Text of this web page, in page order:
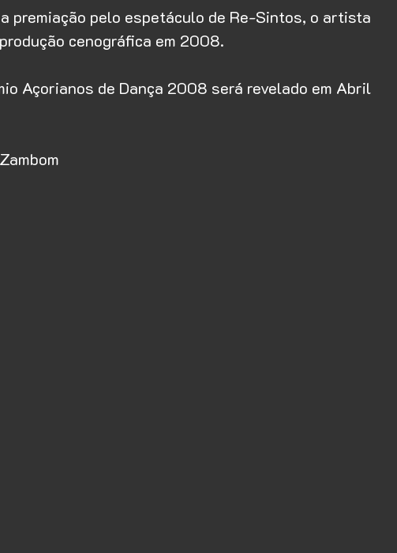
premiação pelo espetáculo de Re-Sintos, o artista
cenográfica em 2008.
Açorianos de Dança 2008 será revelado em Abril